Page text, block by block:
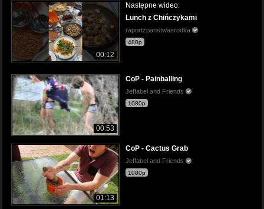
00:12
Następne wideo:
Lunch z Chińczykami
raportzpanstwasrodka
480p
00:53
CoP - Painballing
Jeffabel and Friends
1080p
01:13
CoP - Cactus Grab
Jeffabel and Friends
1080p